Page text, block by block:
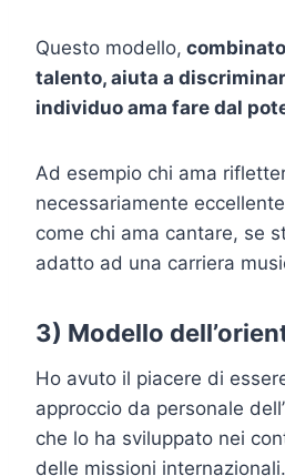
Questo modello,
talento, aiuta a
individuo ama fare dal
Ad esempio chi ama
necessariamente
come chi ama cantare, se
adatto ad una carriera
3) Modello
Ho avuto il piacere di
approccio da personale
che lo ha sviluppato nei
delle missioni